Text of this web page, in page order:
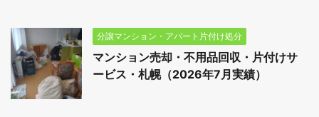
分譲マンション・アパート片付け処分
マンション売却・不用品回収・片付けサ
ービス・札幌（2026年7月実績）